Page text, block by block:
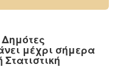
μέχρι σήμερα